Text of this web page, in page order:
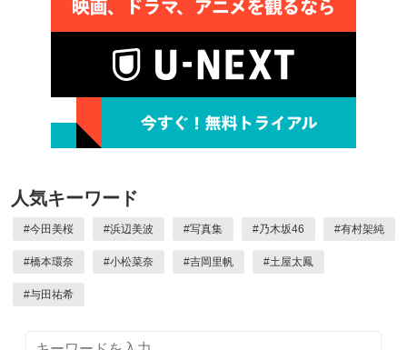
人気キーワード
#今田美桜 #浜辺美波 #写真集 #乃木坂46 #有村架純
#橋本環奈 #小松菜奈 #吉岡里帆 #土屋太鳳
#与田祐希